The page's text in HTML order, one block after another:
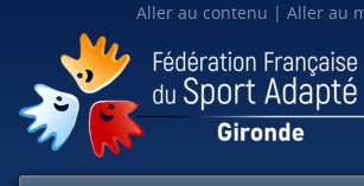
Aller au contenu Aller au